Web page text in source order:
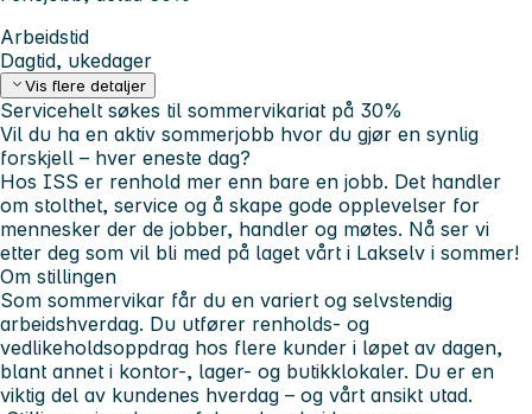
Arbeidstid
Dagtid, ukedager
Vis flere detaljer
Servicehelt søkes til sommervikariat på 30%
Vil du ha en aktiv sommerjobb hvor du gjør en synlig
forskjell – hver eneste dag?
Hos ISS er renhold mer enn bare en jobb. Det handler
om stolthet, service og å skape gode opplevelser for
mennesker der de jobber, handler og møtes. Nå ser vi
etter deg som vil bli med på laget vårt i Lakselv i sommer!
Om stillingen
Som sommervikar får du en variert og selvstendig
arbeidshverdag. Du utfører renholds- og
vedlikeholdsoppdrag hos flere kunder i løpet av dagen,
blant annet i kontor-, lager- og butikklokaler. Du er en
viktig del av kundenes hverdag – og vårt ansikt utad.